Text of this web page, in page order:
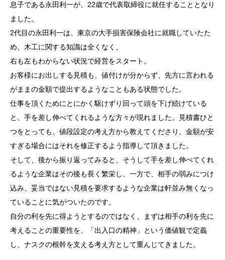
息子である永田利一が、22歳で代表取締役に就任することとなり
ました。
2代目の永田利一は、東京の大手損害保険会社に就職していたた
め、木工に関する知識は全くなく、
右も左もわからない状況で経営をスタート。
お客様にお出しする見積も、値付けが分からず、先方に言われる
がままの金額で提出するようなこともある状態でした。
仕事を頂くためにとにかく駆けずり回って頭を下げ続けている
と、手を差し伸べてくれるような方々が現れました。見積書ひと
つをとっても、値段設定の考え方から教えてくださり、金額が安
すぎる場合にはそれを修正するよう指導して頂きました。
そして、後から振り返ってみると、そうして手を差し伸べてくれ
るような企業はその後も長く繁栄し、一方で、相手の弱みにつけ
込み、妥当ではない見積を要求するような企業は軒並み無くなっ
ていることに気がついたのです。
自分の利を先に得ようとするのではなく、まずは相手の利を先に
考えることの重要性を、「出入口の精神」という価値観で定義
し、ナスクの根幹を支える考え方として重んじてきました。